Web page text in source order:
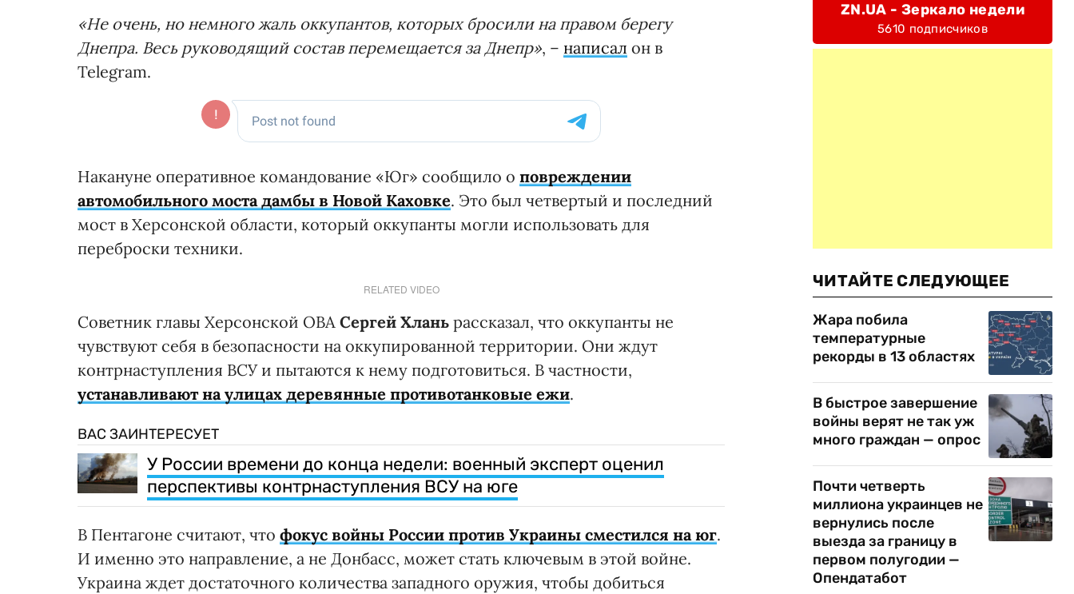
«Не очень, но немного жаль оккупантов, которых бросили на правом берегу
Днепра. Весь руководящий состав перемещается за Днепр», – написал он в
Telegram.
Накануне оперативное командование «Юг» сообщило о повреждении
автомобильного моста дамбы в Новой Каховке. Это был четвертый и последний
мост в Херсонской области, который оккупанты могли использовать для
переброски техники.
RELATED VIDEO
Советник главы Херсонской ОВА Сергей Хлань рассказал, что оккупанты не
чувствуют себя в безопасности на оккупированной территории. Они ждут
контрнаступления ВСУ и пытаются к нему подготовиться. В частности,
устанавливают на улицах деревянные противотанковые ежи.
ВАС ЗАИНТЕРЕСУЕТ
У России времени до конца недели: военный эксперт оценил
перспективы контрнаступления ВСУ на юге
В Пентагоне считают, что фокус войны России против Украины сместился на юг.
И именно это направление, а не Донбасс, может стать ключевым в этой войне.
Украина ждет достаточного количества западного оружия, чтобы добиться
ZN.UA - Зеркало недели
5610 подписчиков
ЧИТАЙТЕ СЛЕДУЮЩЕЕ
Жара побила
температурные
рекорды в 13 областях
В быстрое завершение
войны верят не так уж
много граждан — опрос
Почти четверть
миллиона украинцев не
вернулись после
выезда за границу в
первом полугодии —
Опендатабот